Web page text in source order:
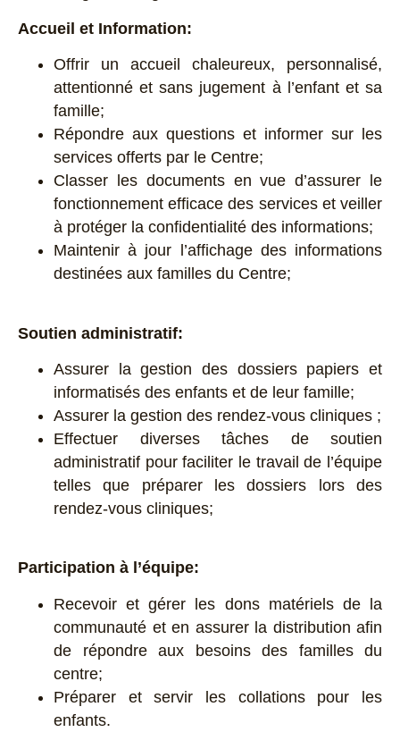
Accueil et Information:
Offrir un accueil chaleureux, personnalisé,
attentionné et sans jugement à l’enfant et sa
famille;
Répondre aux questions et informer sur les
services offerts par le Centre;
Classer les documents en vue d’assurer le
fonctionnement efficace des services et veiller
à protéger la confidentialité des informations;
Maintenir à jour l’affichage des informations
destinées aux familles du Centre;
Soutien administratif:
Assurer la gestion des dossiers papiers et
informatisés des enfants et de leur famille;
Assurer la gestion des rendez-vous cliniques ;
Effectuer diverses tâches de soutien
administratif pour faciliter le travail de l’équipe
telles que préparer les dossiers lors des
rendez-vous cliniques;
Participation à l’équipe:
Recevoir et gérer les dons matériels de la
communauté et en assurer la distribution afin
de répondre aux besoins des familles du
centre;
Préparer et servir les collations pour les
enfants.